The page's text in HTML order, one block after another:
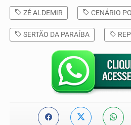
ZÉ ALDEMIR CENÁRIO
SERTÃO DA PARAÍBA